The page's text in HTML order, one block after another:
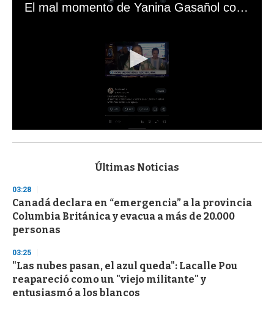
El mal momento de Yanina Gasañol con un hincha argentino en "Subrayado"
s
d
s
o
f
3
s
e
o
n
Últimas Noticias
03:28
Canadá declara en “emergencia” a la provincia
Columbia Británica y evacua a más de 20.000
personas
03:25
"Las nubes pasan, el azul queda": Lacalle Pou
reapareció como un "viejo militante" y
entusiasmó a los blancos